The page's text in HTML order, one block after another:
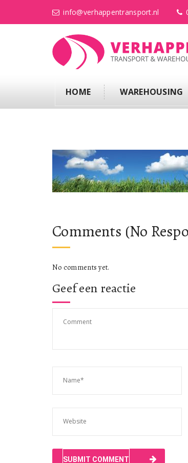
info@verhappentransport.nl
HOME WAREHOUSING
Comments (No
No comments yet.
Geef een reactie